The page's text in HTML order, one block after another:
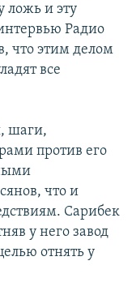
ложь и эту
Радио
что этим делом
все
шаги,
против его
что и
Сарибек
у него завод
отнять у